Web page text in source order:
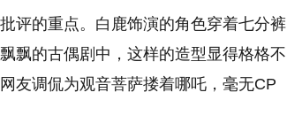
评的重点。白鹿饰演的角色穿着七分裤
飘的古偶剧中，这样的造型显得格格不
友调侃为观音菩萨搂着哪吒，毫无CP